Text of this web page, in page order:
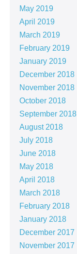
May 2019
April 2019
March 2019
February 2019
January 2019
December 2018
November 2018
October 2018
September 2018
August 2018
July 2018
June 2018
May 2018
April 2018
March 2018
February 2018
January 2018
December 2017
November 2017